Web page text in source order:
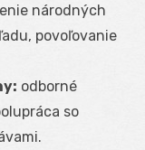
národných
povoľovanie
odborné
so